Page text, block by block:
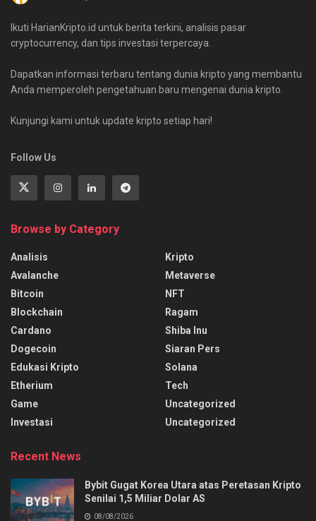
Ikuti HarianKripto.id untuk berita terkini, analisis pasar
cryptocurrency, dan tips investasi terpercaya.
Dapatkan informasi terbaru tentang dunia kripto yang membantu
Anda memperoleh pengetahuan baru mengenai dunia kripto.
Kunjungi kami untuk update kripto setiap hari!
Follow Us
Browse by Category
Analisis
Avalanche
Bitcoin
Blockchain
Cardano
Dogecoin
Edukasi Kripto
Etherium
Game
Investasi
Kripto
Metaverse
NFT
Ragam
Shiba Inu
Siaran Pers
Solana
Tech
Uncategorized
Uncategorized
Recent News
Bybit Gugat Korea Utara atas Peretasan Kripto
Senilai 1,5 Miliar Dolar AS
08/08/2026